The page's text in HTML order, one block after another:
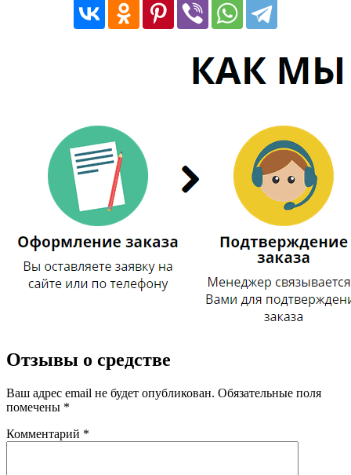
Отзывы о средстве
Ваш адрес email не будет опубликован. Обязательные поля
помечены *
Комментарий *